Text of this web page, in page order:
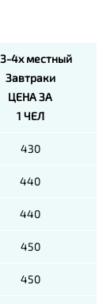
4х местный
Завтраки
ЦЕНА ЗА
1 ЧЕЛ
430
440
440
450
450